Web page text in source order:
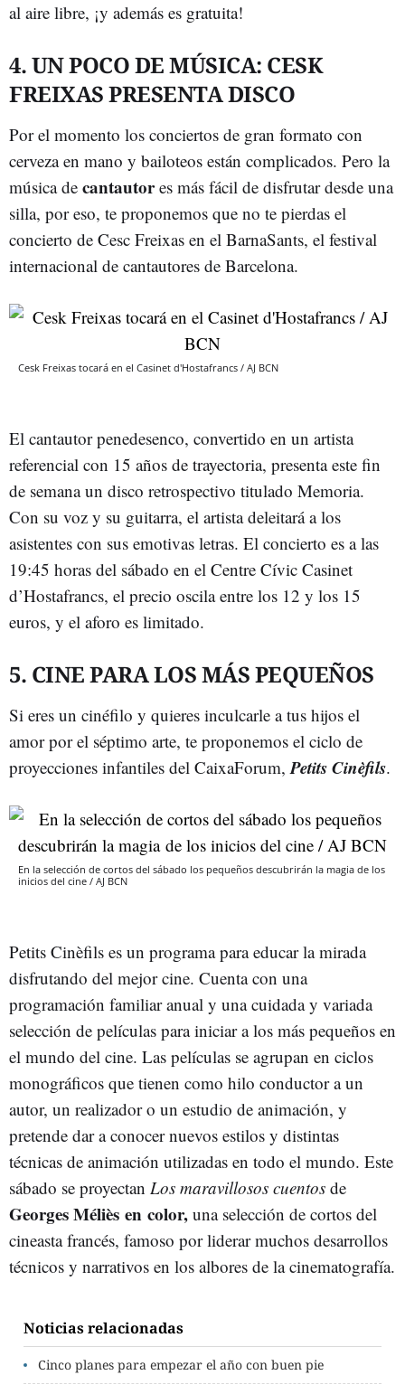
al aire libre, ¡y además es gratuita!
4. UN POCO DE MÚSICA: CESK
FREIXAS PRESENTA DISCO
Por el momento los conciertos de gran formato con
cerveza en mano y bailoteos están complicados. Pero la
música de cantautores más fácil de disfrutar desde una
silla, por eso, te proponemos que no te pierdas el
concierto de Cesc Freixas en el BarnaSants, el festival
internacional de cantautores de Barcelona.
Cesk Freixas tocará en el Casinet d'Hostafrancs / AJ BCN
El cantautor penedesenco, convertido en un artista
referencial con 15 años de trayectoria, presenta este fin
de semana un disco retrospectivo titulado Memoria.
Con su voz y su guitarra, el artista deleitará a los
asistentes con sus emotivas letras. El concierto es a las
19:45 horas del sábado en el Centre Cívic Casinet
d’Hostafrancs, el precio oscila entre los 12 y los 15
euros, y el aforo es limitado.
5. CINE PARA LOS MÁS PEQUEÑOS
Si eres un cinéfilo y quieres inculcarle a tus hijos el
amor por el séptimo arte, te proponemos el ciclo de
proyecciones infantiles del CaixaForum,Petits Cinèfils.
En la selección de cortos del sábado los pequeños descubrirán la magia de los
inicios del cine / AJ BCN
Petits Cinèfils es un programa para educar la mirada
disfrutando del mejor cine. Cuenta con una
programación familiar anual y una cuidada y variada
selección de películas para iniciar a los más pequeños en
el mundo del cine. Las películas se agrupan en ciclos
monográficos que tienen como hilo conductor a un
autor, un realizador o un estudio de animación, y
pretende dar a conocer nuevos estilos y distintas
técnicas de animación utilizadas en todo el mundo. Este
sábado se proyectan Los maravillosos cuentos de
Georges Méliès en color, una selección de cortos del
cineasta francés, famoso por liderar muchos desarrollos
técnicos y narrativos en los albores de la cinematografía.
Noticias relacionadas
Cinco planes para empezar el año con buen pie